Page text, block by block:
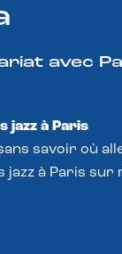
avec
jazz à Paris
savoir où
jazz à Paris sur